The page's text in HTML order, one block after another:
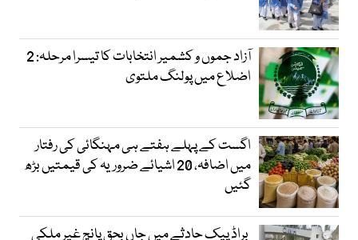
آزاد جموں و کشمیر انتخابات کا تیسرا مرحلہ: 2
اضلاع میں پولنگ ملتوی
اگست کے پہلے ہفتے ہی مہنگائی کی رفتار
میں اضافہ، 20 اشیائے ضروریہ کی قیمتیں بڑھ
گئیں
براڈ پیک حادثے میں جاں بحق پانچ غیر ملکی